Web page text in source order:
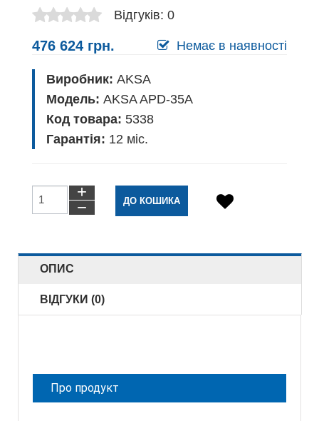
Відгуків: 0
476 624 грн. Немає в наявності
Виробник: AKSA
Модель: AKSA APD-35A
Код товара: 5338
Гарантія: 12 міс.
−
+
ОПИС
ВІДГУКИ (0)
Про продукт